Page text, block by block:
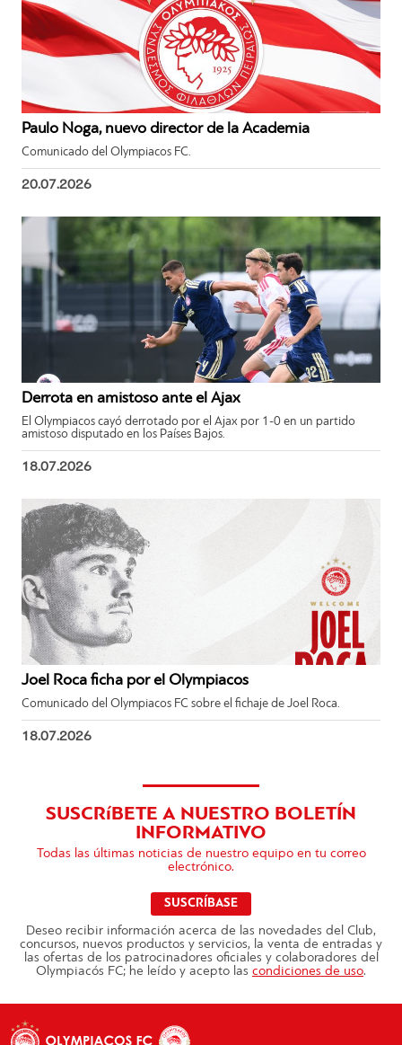
Paulo Noga, nuevo director de la Academia
Comunicado del Olympiacos FC.
20.07.2026
Derrota en amistoso ante el Ajax
El Olympiacos cayó derrotado por el Ajax por 1-0 en un partido
amistoso disputado en los Países Bajos.
18.07.2026
Joel Roca ficha por el Olympiacos
Comunicado del Olympiacos FC sobre el fichaje de Joel Roca.
18.07.2026
SUSCRíBETE A NUESTRO BOLETÍN
INFORMATIVO
Todas las últimas noticias de nuestro equipo en tu correo
electrónico.
SUSCRÍBASE
Deseo recibir información acerca de las novedades del Club,
concursos, nuevos productos y servicios, la venta de entradas y
las ofertas de los patrocinadores oficiales y colaboradores del
Olympiacós FC; he leído y acepto las condiciones de uso.